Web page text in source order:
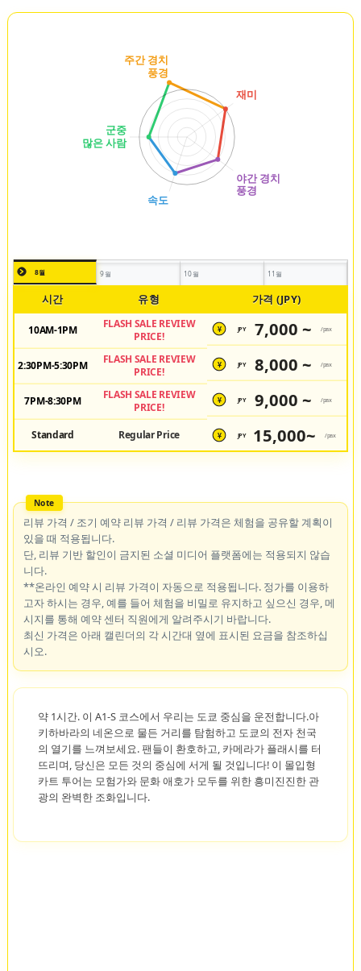
8월 9월 10월 11월
시간 유형 가격 (JPY)
10AM-1PM
FLASH SALE REVIEW
PRICE!
¥ JPY 7,000 ~ /pax
2:30PM-5:30PM
FLASH SALE REVIEW
PRICE!
¥ JPY 8,000 ~ /pax
7PM-8:30PM
FLASH SALE REVIEW
PRICE!
¥ JPY 9,000 ~ /pax
Standard Regular Price ¥ JPY 15,000~ /pax
리뷰 가격 / 조기 예약 리뷰 가격 / 리뷰 가격은 체험을 공유할 계획이
있을 때 적용됩니다.
단, 리뷰 기반 할인이 금지된 소셜 미디어 플랫폼에는 적용되지 않습
니다.
**온라인 예약 시 리뷰 가격이 자동으로 적용됩니다. 정가를 이용하
고자 하시는 경우, 예를 들어 체험을 비밀로 유지하고 싶으신 경우, 메
시지를 통해 예약 센터 직원에게 알려주시기 바랍니다.
최신 가격은 아래 캘린더의 각 시간대 옆에 표시된 요금을 참조하십
시오.
약 1시간. 이 A1-S 코스에서 우리는 도쿄 중심을 운전합니다.아
키하바라의 네온으로 물든 거리를 탐험하고 도쿄의 전자 천국
의 열기를 느껴보세요. 팬들이 환호하고, 카메라가 플래시를 터
뜨리며, 당신은 모든 것의 중심에 서게 될 것입니다! 이 몰입형
카트 투어는 모험가와 문화 애호가 모두를 위한 흥미진진한 관
광의 완벽한 조화입니다.